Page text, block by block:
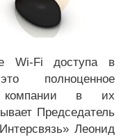
Wi-Fi доступа в
полноценное
компании в их
Председатель
Леонид